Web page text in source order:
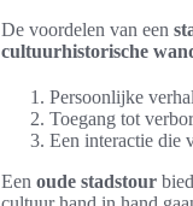
De voordelen van een
cultuurhistorische
Persoonlijke
Toegang tot
Een interactie die
Een oude stadstour